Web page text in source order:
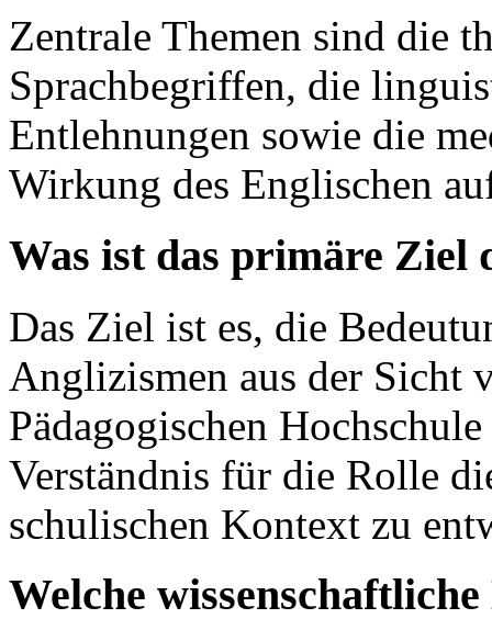
Zentrale Themen sind die
Sprachbegriffen, die
Entlehnungen sowie die
Wirkung des Englischen
Was ist das primäre Ziel
Das Ziel ist es, die
Anglizismen aus der Sicht
Pädagogischen
Verständnis für die Rolle
schulischen Kontext zu
Welche